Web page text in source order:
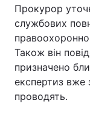
Прокурор
службових
Також він
призначено
експертиз вже
проводять.